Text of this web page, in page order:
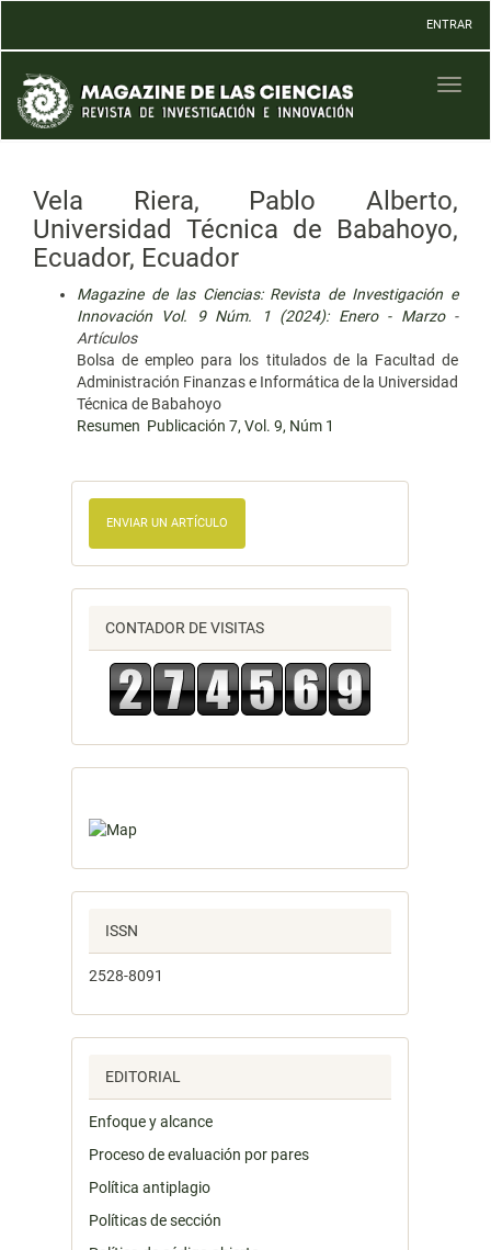
Contenido
principal
Barra
lateral
ENTRAR
Vela Riera, Pablo Alberto,
Universidad Técnica de Babahoyo,
Ecuador, Ecuador
Magazine de las Ciencias: Revista de Investigación e
Innovación Vol. 9 Núm. 1 (2024): Enero - Marzo-
Artículos
Bolsa de empleo para los titulados de la Facultad de
Administración Finanzas e Informática de la Universidad
Técnica de Babahoyo
Resumen Publicación 7, Vol. 9, Núm 1
ENVIAR UN ARTÍCULO
CONTADOR DE VISITAS
ISSN
2528-8091
EDITORIAL
Enfoque y alcance
Proceso de evaluación por pares
Política antiplagio
Políticas de sección